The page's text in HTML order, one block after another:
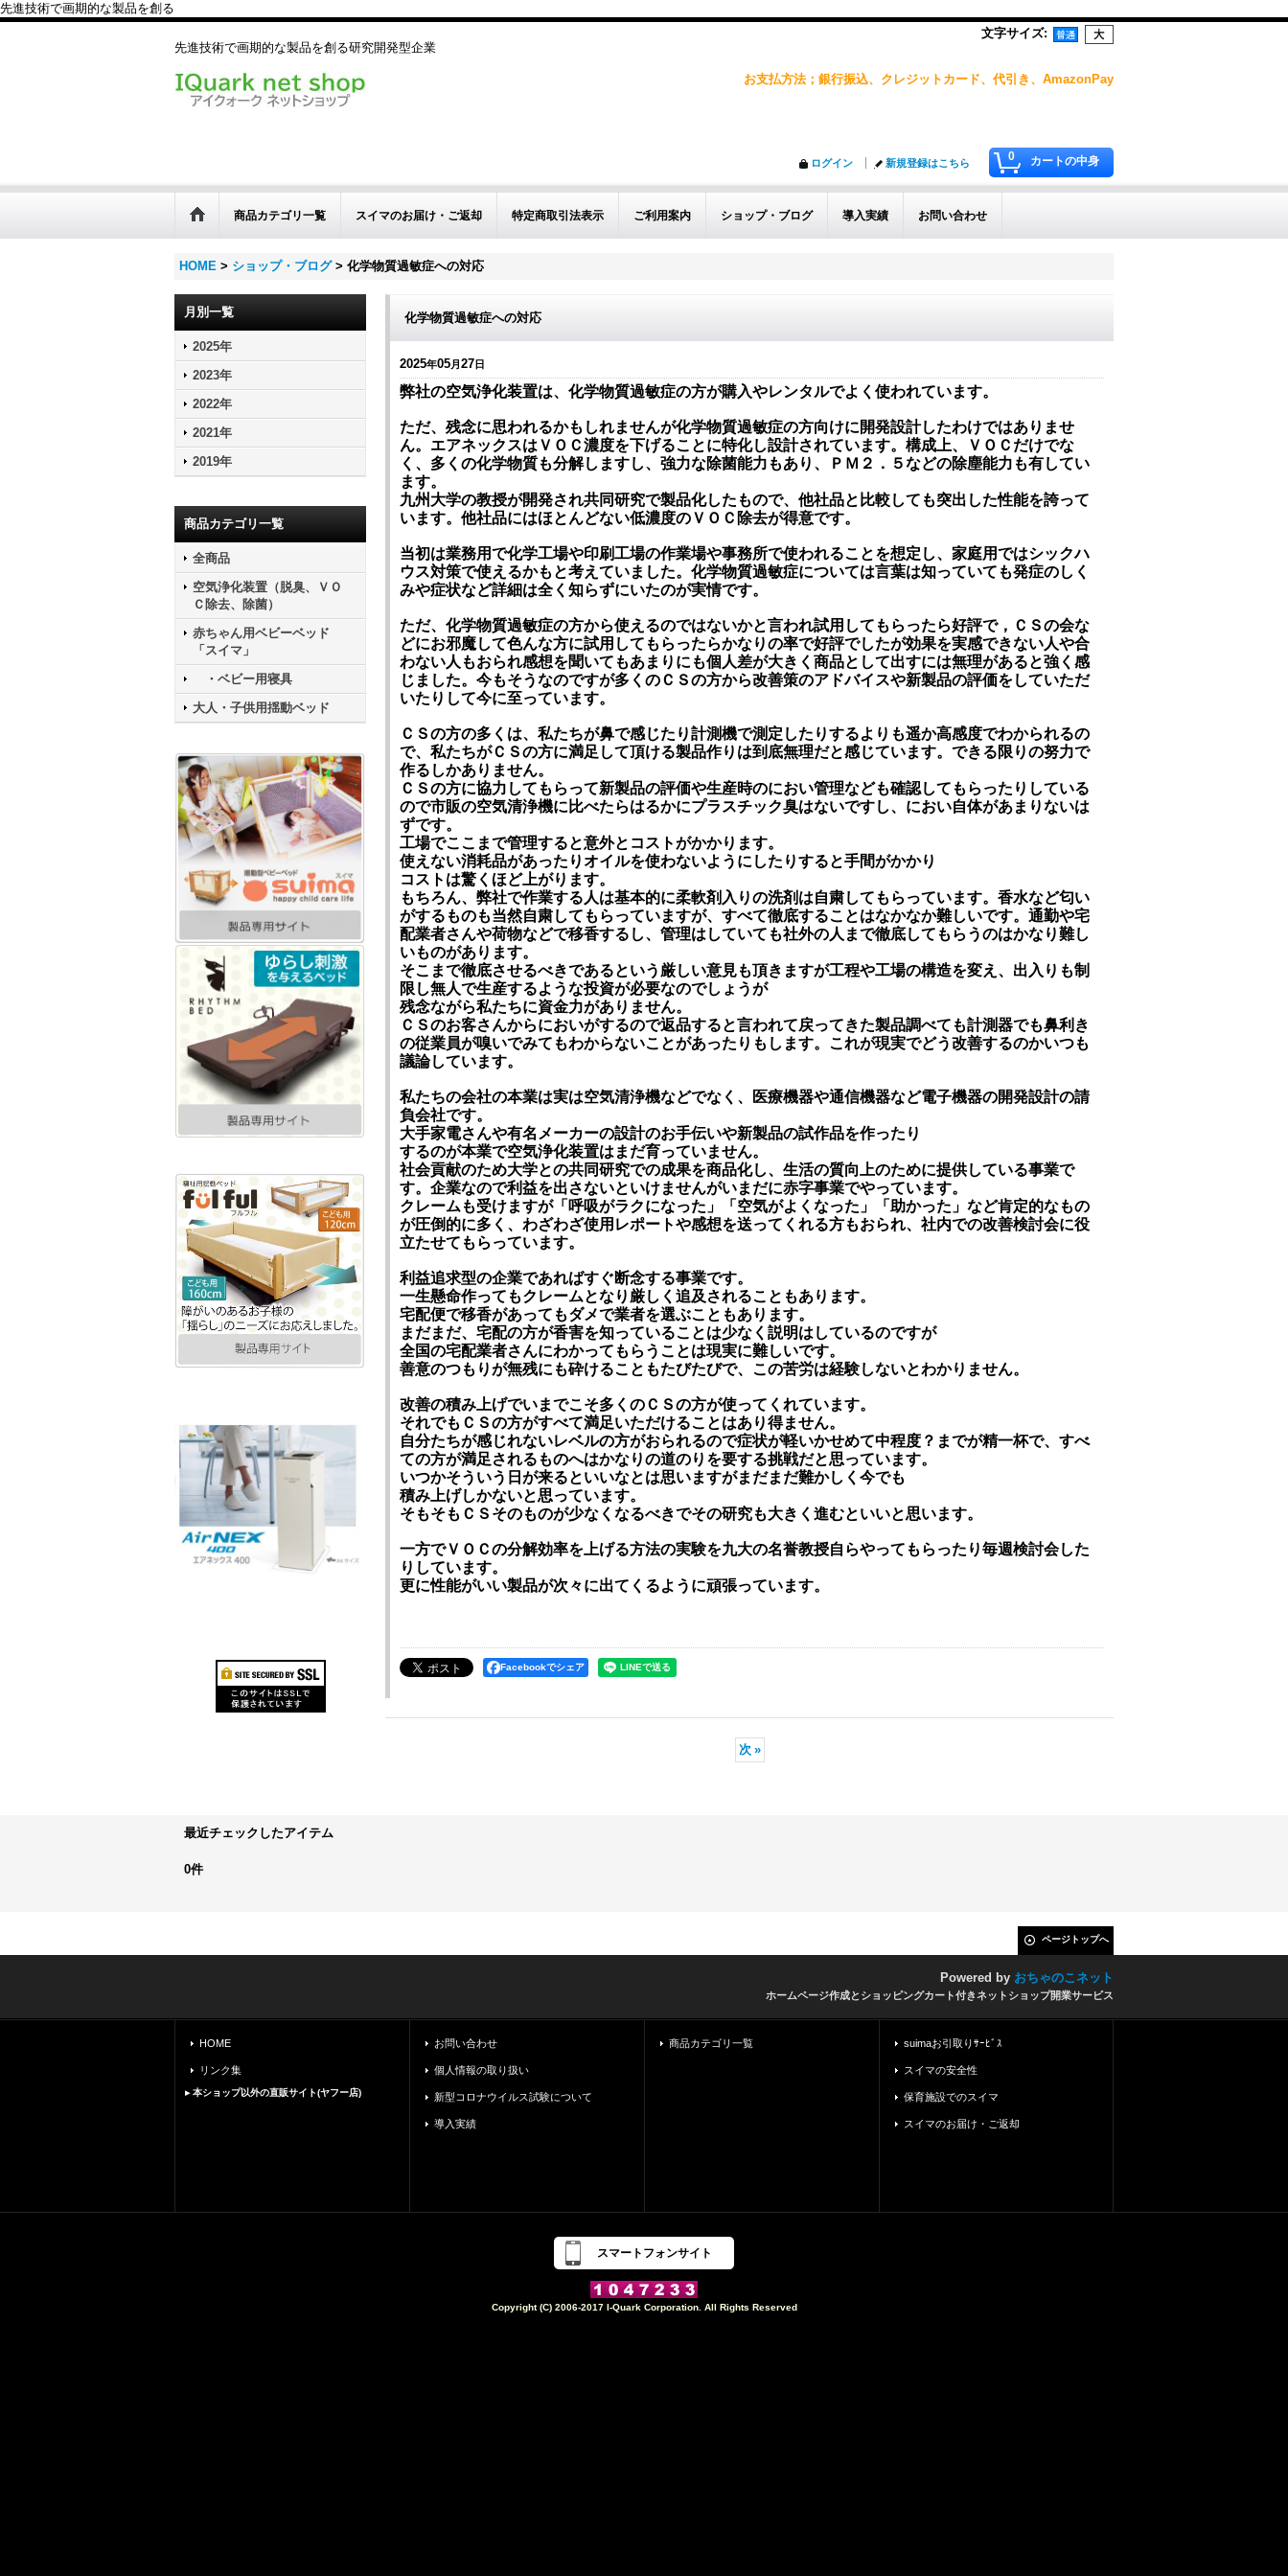
先進技術で画期的な製品を創る
先進技術で画期的な製品を創る研究開発型企業
文字サイズ:
お支払方法；銀行振込、クレジットカード、代引き、AmazonPay
0 カートの中身
ログイン 新規登録はこちら
商品カテゴリ一覧 スイマのお届け・ご返却 特定商取引法表示 ご利用案内 ショップ・ブログ 導入実績 お問い合わせ
HOME > ショップ・ブログ > 化学物質過敏症への対応
月別一覧
2025年
2023年
2022年
2021年
2019年
商品カテゴリ一覧
全商品
空気浄化装置（脱臭、ＶＯ
Ｃ除去、除菌）
赤ちゃん用ベビーベッド
「スイマ」
・ベビー用寝具
大人・子供用揺動ベッド
化学物質過敏症への対応
2025年05月27日
弊社の空気浄化装置は、化学物質過敏症の方が購入やレンタルでよく使われています。
ただ、残念に思われるかもしれませんが化学物質過敏症の方向けに開発設計したわけではありませ
ん。エアネックスはＶＯＣ濃度を下げることに特化し設計されています。構成上、ＶＯＣだけでな
く、多くの化学物質も分解しますし、強力な除菌能力もあり、ＰＭ２．５などの除塵能力も有してい
ます。
九州大学の教授が開発され共同研究で製品化したもので、他社品と比較しても突出した性能を誇って
います。他社品にはほとんどない低濃度のＶＯＣ除去が得意です。
当初は業務用で化学工場や印刷工場の作業場や事務所で使われることを想定し、家庭用ではシックハ
ウス対策で使えるかもと考えていました。化学物質過敏症については言葉は知っていても発症のしく
みや症状など詳細は全く知らずにいたのが実情です。
ただ、化学物質過敏症の方から使えるのではないかと言われ試用してもらったら好評で，ＣＳの会な
どにお邪魔して色んな方に試用してもらったらかなりの率で好評でしたが効果を実感できない人や合
わない人もおられ感想を聞いてもあまりにも個人差が大きく商品として出すには無理があると強く感
じました。今もそうなのですが多くのＣＳの方から改善策のアドバイスや新製品の評価をしていただ
いたりして今に至っています。
ＣＳの方の多くは、私たちが鼻で感じたり計測機で測定したりするよりも遥か高感度でわかられるの
で、私たちがＣＳの方に満足して頂ける製品作りは到底無理だと感じています。できる限りの努力で
作るしかありません。
ＣＳの方に協力してもらって新製品の評価や生産時のにおい管理なども確認してもらったりしている
ので市販の空気清浄機に比べたらはるかにプラスチック臭はないですし、におい自体があまりないは
ずです。
工場でここまで管理すると意外とコストがかかります。
使えない消耗品があったりオイルを使わないようにしたりすると手間がかかり
コストは驚くほど上がります。
もちろん、弊社で作業する人は基本的に柔軟剤入りの洗剤は自粛してもらっています。香水など匂い
がするものも当然自粛してもらっていますが、すべて徹底することはなかなか難しいです。通勤や宅
配業者さんや荷物などで移香するし、管理はしていても社外の人まで徹底してもらうのはかなり難し
いものがあります。
そこまで徹底させるべきであるという厳しい意見も頂きますが工程や工場の構造を変え、出入りも制
限し無人で生産するような投資が必要なのでしょうが
残念ながら私たちに資金力がありません。
ＣＳのお客さんからにおいがするので返品すると言われて戻ってきた製品調べても計測器でも鼻利き
の従業員が嗅いでみてもわからないことがあったりもします。これが現実でどう改善するのかいつも
議論しています。
私たちの会社の本業は実は空気清浄機などでなく、医療機器や通信機器など電子機器の開発設計の請
負会社です。
大手家電さんや有名メーカーの設計のお手伝いや新製品の試作品を作ったり
するのが本業で空気浄化装置はまだ育っていません。
社会貢献のため大学との共同研究での成果を商品化し、生活の質向上のために提供している事業で
す。企業なので利益を出さないといけませんがいまだに赤字事業でやっています。
クレームも受けますが「呼吸がラクになった」「空気がよくなった」「助かった」など肯定的なもの
が圧倒的に多く、わざわざ使用レポートや感想を送ってくれる方もおられ、社内での改善検討会に役
立たせてもらっています。
利益追求型の企業であればすぐ断念する事業です。
一生懸命作ってもクレームとなり厳しく追及されることもあります。
宅配便で移香があってもダメで業者を選ぶこともあります。
まだまだ、宅配の方が香害を知っていることは少なく説明はしているのですが
全国の宅配業者さんにわかってもらうことは現実に難しいです。
善意のつもりが無残にも砕けることもたびたびで、この苦労は経験しないとわかりません。
改善の積み上げでいまでこそ多くのＣＳの方が使ってくれています。
それでもＣＳの方がすべて満足いただけることはあり得ません。
自分たちが感じれないレベルの方がおられるので症状が軽いかせめて中程度？までが精一杯で、すべ
ての方が満足されるものへはかなりの道のりを要する挑戦だと思っています。
いつかそういう日が来るといいなとは思いますがまだまだ難かしく今でも
積み上げしかないと思っています。
そもそもＣＳそのものが少なくなるべきでその研究も大きく進むといいと思います。
一方でＶＯＣの分解効率を上げる方法の実験を九大の名誉教授自らやってもらったり毎週検討会した
りしています。
更に性能がいい製品が次々に出てくるように頑張っています。
Facebookでシェア
次 »
最近チェックしたアイテム
0件
ページトップへ
Powered by おちゃのこネット
ホームページ作成とショッピングカート付きネットショップ開業サービス
HOME
リンク集
▸ 本ショップ以外の直販サイト(ヤフー店)
お問い合わせ
個人情報の取り扱い
新型コロナウイルス試験について
導入実績
商品カテゴリ一覧 suimaお引取りｻｰﾋﾞｽ
スイマの安全性
保育施設でのスイマ
スイマのお届け・ご返却
スマートフォンサイト
Copyright (C) 2006-2017 I-Quark Corporation. All Rights Reserved